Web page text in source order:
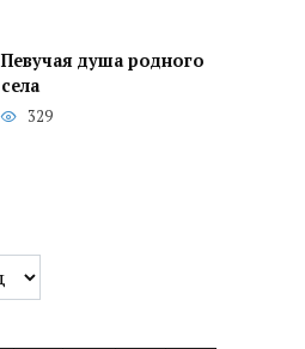
Певучая душа родного
села
329